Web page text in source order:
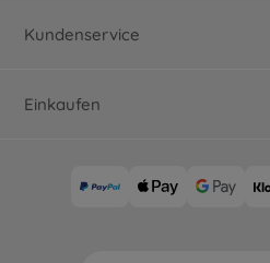
Kundenservice
Einkaufen